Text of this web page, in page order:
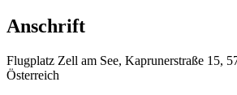
Anschrift
Flugplatz Zell am See, Kaprunerstraße 15,
Österreich